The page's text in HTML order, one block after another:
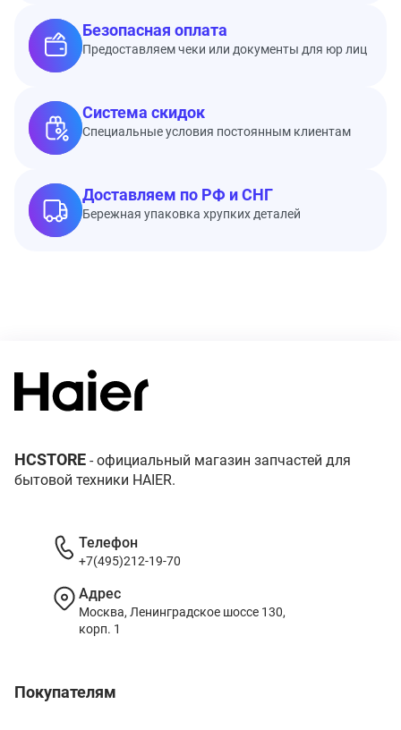
Безопасная оплата
Предоставляем чеки или документы для юр лиц
Система скидок
Специальные условия постоянным клиентам
Доставляем по РФ и СНГ
Бережная упаковка хрупких деталей
HCSTORE - официальный магазин запчастей для
бытовой техники HAIER.
Покупателям
Телефон
+7(495)212-19-70
Адрес
Москва, Ленинградское шоссе 130,
корп. 1